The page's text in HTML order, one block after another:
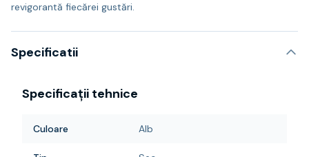
revigorantă fiecărei gustări.
Specificatii
Specificații tehnice
Culoare Alb